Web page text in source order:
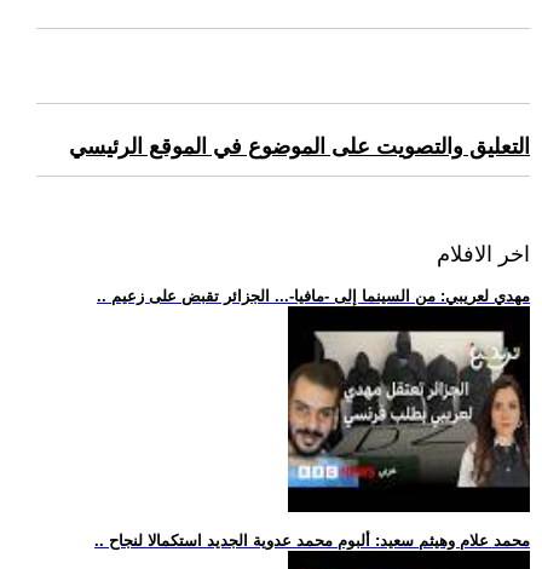
التعليق والتصويت على الموضوع في الموقع الرئيسي
اخر الافلام
.. مهدي لعريبي: من السينما إلى -مافيا-... الجزائر تقبض على زعيم
.. محمد علام وهيثم سعيد: ألبوم محمد عدوية الجديد استكمالا لنجاح